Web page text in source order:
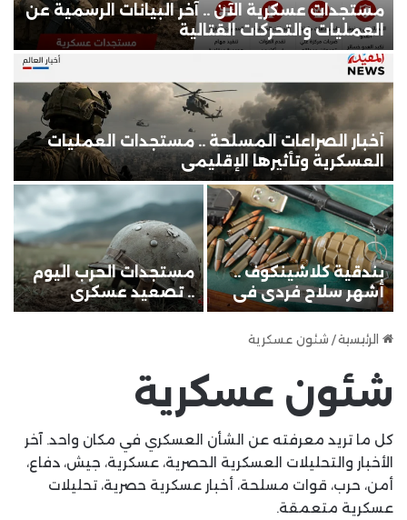
مستجدات عسكرية الآن .. آخر البيانات الرسمية عن
العمليات والتحركات القتالية
أخبار الصراعات المسلحة .. مستجدات العمليات
العسكرية وتأثيرها الإقليمي
بندقية كلاشينكوف ..
أشهر سلاح فردي في
العالم
مستجدات الحرب اليوم
.. تصعيد عسكري
وتحركات مفصلية في
الرئيسية/ شئون عسكرية
شئون عسكرية
كل ما تريد معرفته عن الشأن العسكري في مكان واحد. آخر
الأخبار والتحليلات العسكرية الحصرية، عسكرية، جيش، دفاع،
أمن، حرب، قوات مسلحة، أخبار عسكرية حصرية، تحليلات
عسكرية متعمقة.